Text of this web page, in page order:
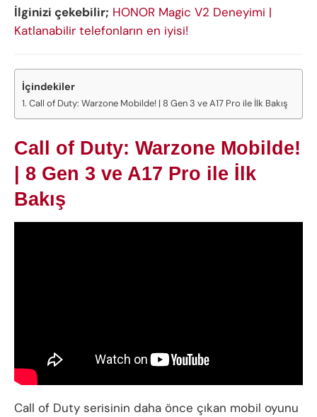
İlginizi çekebilir; HONOR Magic V2 Deneyimi |
Katlanabilir telefonların en iyisi!
İçindekiler
Call of Duty: Warzone Mobilde! | 8 Gen 3 ve A17 Pro ile İlk Bakış
Call of Duty: Warzone Mobilde!
| 8 Gen 3 ve A17 Pro ile İlk
Bakış
Call of Duty serisinin daha önce çıkan mobil oyunu